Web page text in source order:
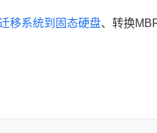
移系统到固态硬盘、转换